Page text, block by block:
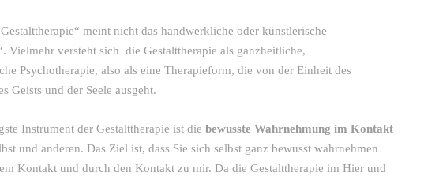
meint nicht das handwerkliche oder künstlerische
Vielmehr versteht sich die Gestalttherapie als ganzheitliche,
Psychotherapie, also als eine Therapieform, die von der Einheit des
Geists und der Seele ausgeht.
Instrument der Gestalttherapie ist die bewusste Wahrnehmung im Kontakt
und anderen. Das Ziel ist, dass Sie sich selbst ganz bewusst wahrnehmen
Kontakt und durch den Kontakt zu mir. Da die Gestalttherapie im Hier und